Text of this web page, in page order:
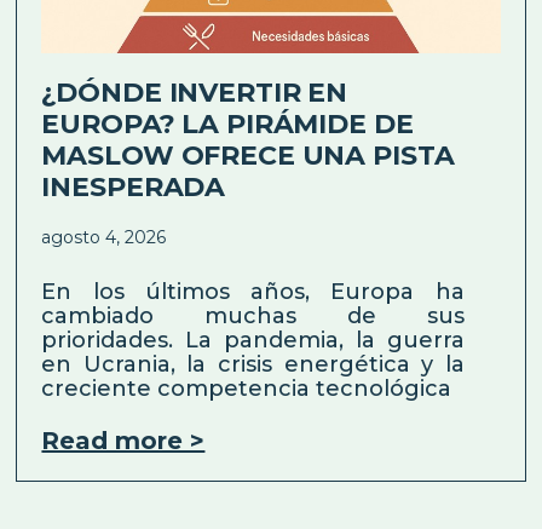
¿DÓNDE INVERTIR EN
EUROPA? LA PIRÁMIDE DE
MASLOW OFRECE UNA PISTA
INESPERADA
agosto 4, 2026
En los últimos años, Europa ha
cambiado muchas de sus
prioridades. La pandemia, la guerra
en Ucrania, la crisis energética y la
creciente competencia tecnológica
Read more >